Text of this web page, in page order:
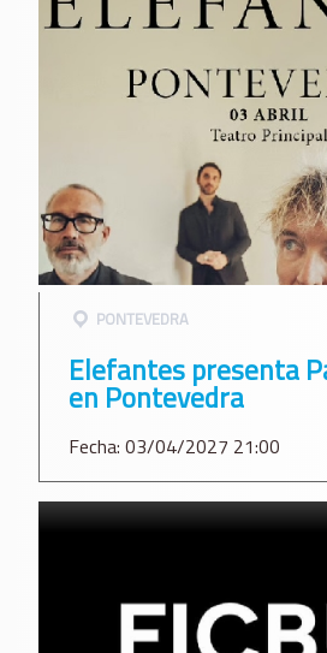
PONTEVEDRA
Elefantes presenta
en Pontevedra
Fecha: 03/04/2027 21:00